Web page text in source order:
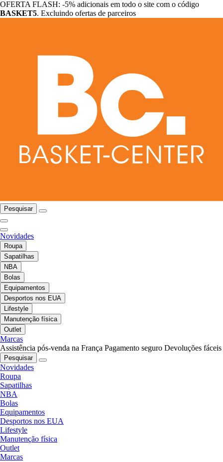
OFERTA FLASH: -5% adicionais em todo o site com o código
BASKET5. Excluindo ofertas de parceiros
Pesquisar
Novidades
Roupa
Sapatilhas
NBA
Bolas
Equipamentos
Desportos nos EUA
Lifestyle
Manutenção física
Outlet
Marcas
Assistência pós-venda na França Pagamento seguro Devoluções fáceis
Pesquisar
Novidades
Roupa
Sapatilhas
NBA
Bolas
Equipamentos
Desportos nos EUA
Lifestyle
Manutenção física
Outlet
Marcas